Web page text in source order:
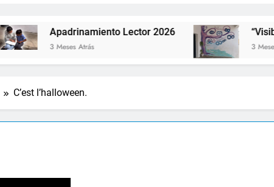
Apadrinamiento Lector 2026
3 Meses Atrás
“Visibles Sí”
3 Meses Atrás
C’est l’halloween.